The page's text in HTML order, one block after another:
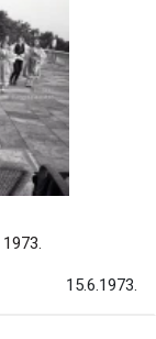
15.6.1973.